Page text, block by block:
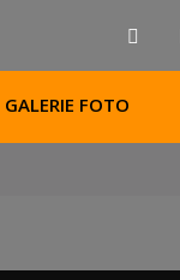
GALERIE FOTO